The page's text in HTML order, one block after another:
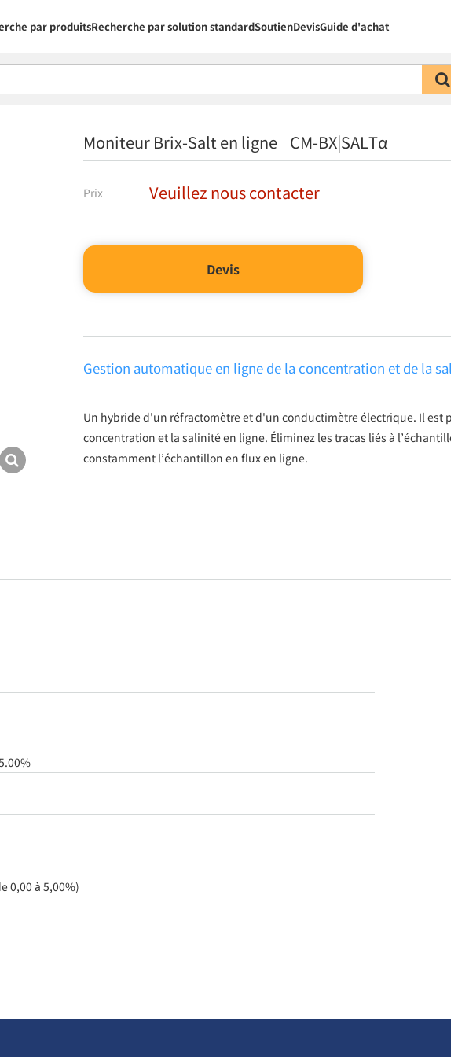
par produitsRecherche par solution standardSoutienDevisGuide d'achat
Moniteur Brix-Salt en ligne CM-BX|SALTα
Prix Veuillez nous contacter
Devis
Gestion automatique en ligne de la concentration et de la
Un hybride d'un réfractomètre et d'un conductimètre électrique. Il est
concentration et la salinité en ligne. Éliminez les tracas liés à
constamment l’échantillon en flux en ligne.
0,00 à 5,00%)